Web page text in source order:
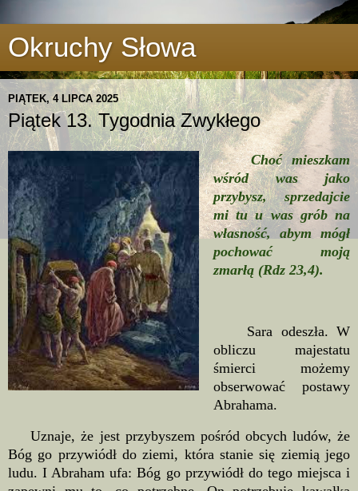
Okruchy Słowa
PIĄTEK, 4 LIPCA 2025
Piątek 13. Tygodnia Zwykłego
Choć mieszkam
wśród was jako
przybysz, sprzedajcie
mi tu u was grób na
własność, abym mógł
pochować moją
zmarłą (Rdz 23,4).
Sara odeszła. W
obliczu majestatu
śmierci możemy
obserwować postawy
Abrahama.
Uznaje, że jest przybyszem pośród obcych ludów, że
Bóg go przywiódł do ziemi, która stanie się ziemią jego
ludu. I Abraham ufa: Bóg go przywiódł do tego miejsca i